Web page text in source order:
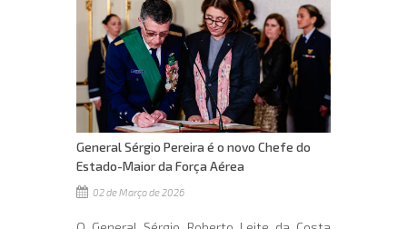
General Sérgio Pereira é o novo Chefe do
Estado-Maior da Força Aérea
02 de Março de 2026